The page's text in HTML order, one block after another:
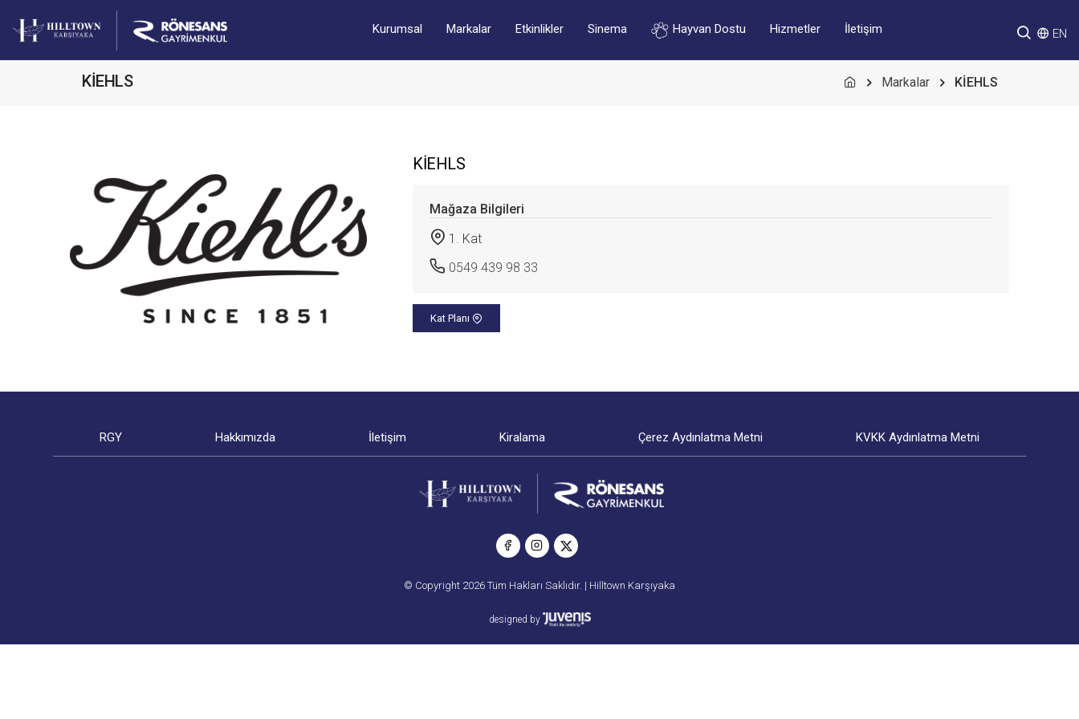
Kurumsal Markalar Etkinlikler Sinema Hayvan Dostu Hizmetler İletişim EN
KİEHLS Markalar KİEHLS
KİEHLS
Mağaza Bilgileri
1. Kat
0549 439 98 33
Kat Planı
RGY Hakkımızda İletişim Kiralama Çerez Aydınlatma Metni KVKK Aydınlatma Metni
© Copyright 2026 Tüm Hakları Saklıdır. | Hilltown Karşıyaka
designed by